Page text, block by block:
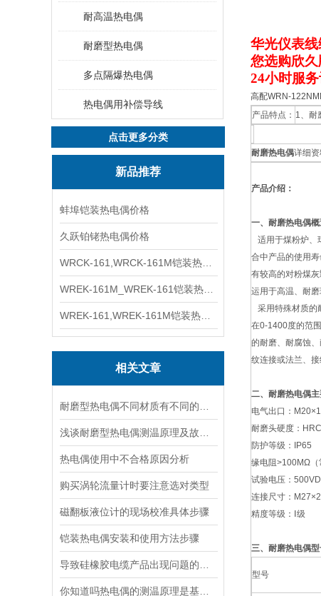
耐高温热电偶
耐磨型热电偶
多点隔爆热电偶
热电偶用补偿导线
点击更多分类
新品推荐
蚌埠铠装热电偶价格
久跃铂铑热电偶价格
相关文章
热电偶使用中不合格原因分析
购买涡轮流量计时要注意选对类型
磁翻板液位计的现场校准具体步骤
铠装热电偶安装和使用方法步骤
华光仪表
您选购欣久
24小时服
高配WRN-
产品特点： 1、耐
耐磨热电偶详细资
产品介绍：
一、耐磨热电偶
适用于煤粉炉、
合中产品的使用
有较高的对粉煤
运用于高温、耐磨
采用特殊材质的
在0-1400度的范
的耐磨、耐腐蚀
纹连接或法兰、
二、耐磨热电偶
电气出口：
耐磨头硬度：
防护等级：IP65
缘电阻>100MΩ（
试验电压：
连接尺寸：
精度等级：Ⅰ级
三、耐磨热电偶
型号